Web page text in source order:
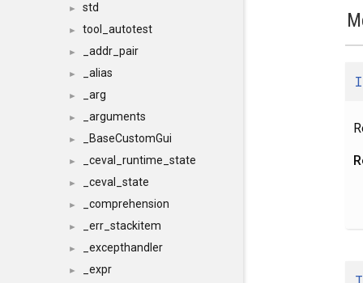
► std
► tool_autotest
► _addr_pair
► _alias
► _arg
► _arguments
► _BaseCustomGui
► _ceval_runtime_state
► _ceval_state
► _comprehension
► _err_stackitem
► _excepthandler
► _expr